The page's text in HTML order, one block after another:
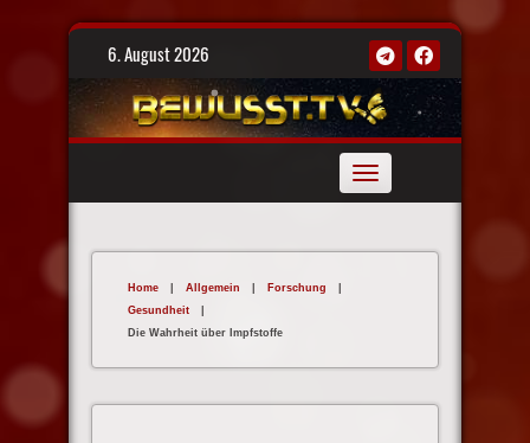
Skip
6. August 2026
Toggle
navigation
Home | Allgemein | Forschung
|
Gesundheit
|
Die Wahrheit über Impfstoffe